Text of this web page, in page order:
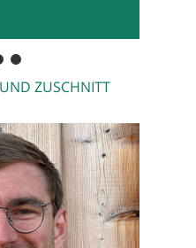
ZUSCHNITT